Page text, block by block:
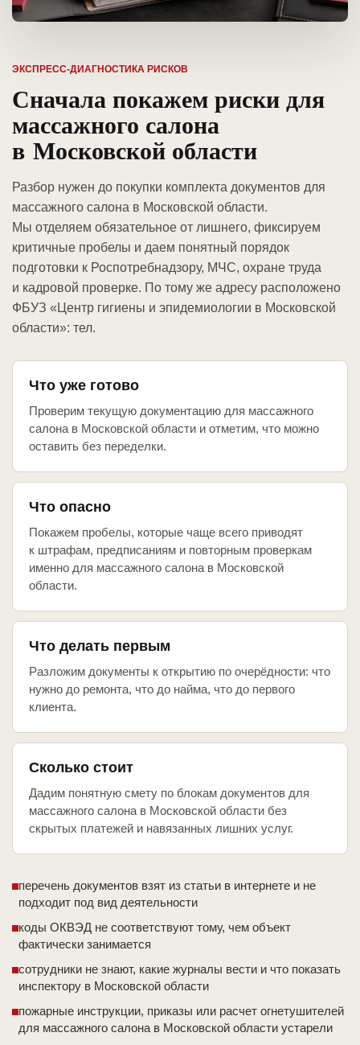
ЭКСПРЕСС-ДИАГНОСТИКА РИСКОВ
Сначала покажем риски для
массажного салона
в Московской области
Разбор нужен до покупки комплекта документов для
массажного салона в Московской области.
Мы отделяем обязательное от лишнего, фиксируем
критичные пробелы и даем понятный порядок
подготовки к Роспотребнадзору, МЧС, охране труда
и кадровой проверке. По тому же адресу расположено
ФБУЗ «Центр гигиены и эпидемиологии в Московской
области»: тел.
Что уже готово
Проверим текущую документацию для массажного
салона в Московской области и отметим, что можно
оставить без переделки.
Что опасно
Покажем пробелы, которые чаще всего приводят
к штрафам, предписаниям и повторным проверкам
именно для массажного салона в Московской
области.
Что делать первым
Разложим документы к открытию по очерёдности: что
нужно до ремонта, что до найма, что до первого
клиента.
Сколько стоит
Дадим понятную смету по блокам документов для
массажного салона в Московской области без
скрытых платежей и навязанных лишних услуг.
перечень документов взят из статьи в интернете и не
подходит под вид деятельности
коды ОКВЭД не соответствуют тому, чем объект
фактически занимается
сотрудники не знают, какие журналы вести и что показать
инспектору в Московской области
пожарные инструкции, приказы или расчет огнетушителей
для массажного салона в Московской области устарели